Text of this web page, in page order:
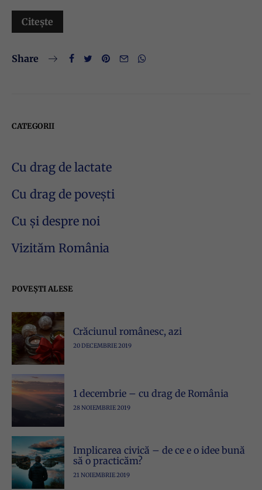
Citește
Share
CATEGORII
Cu drag de lactate
Cu drag de povești
Cu și despre noi
Vizităm România
POVEȘTI ALESE
Crăciunul românesc, azi
20 DECEMBRIE 2019
1 decembrie – cu drag de România
28 NOIEMBRIE 2019
Implicarea civică – de ce e o idee bună
să o practicăm?
21 NOIEMBRIE 2019